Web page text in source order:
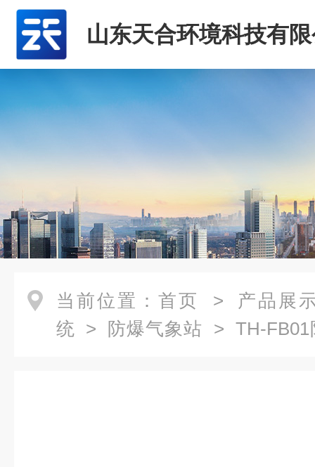
山东天合环境科技有
当前位置： 首页 > 产品展
统 > 防爆气象站 > TH-FB01